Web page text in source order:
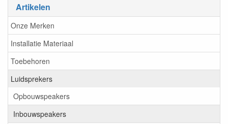
Artikelen
Onze Merken
Installatie Materiaal
Toebehoren
Luidsprekers
Opbouwspeakers
Inbouwspeakers